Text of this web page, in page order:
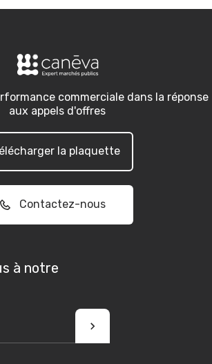
commerciale dans la réponse
aux appels d'offres
la plaquette
Contactez-nous
à notre